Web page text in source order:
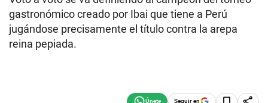
gastronómico creado por Ibai que tiene a Perú
jugándose precisamente el título contra la arepa
reina pepiada.
Seguir en